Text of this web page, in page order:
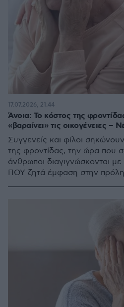
Άνοια: Το κόστος της
«βαραίνει» τις οικογένειες –
Συγγενείς και φίλοι
της φροντίδας, την ώρα που
άνθρωποι διαγιγνώσκονται
ΠΟΥ ζητά έμφαση στην
17.07.2026, 21:44